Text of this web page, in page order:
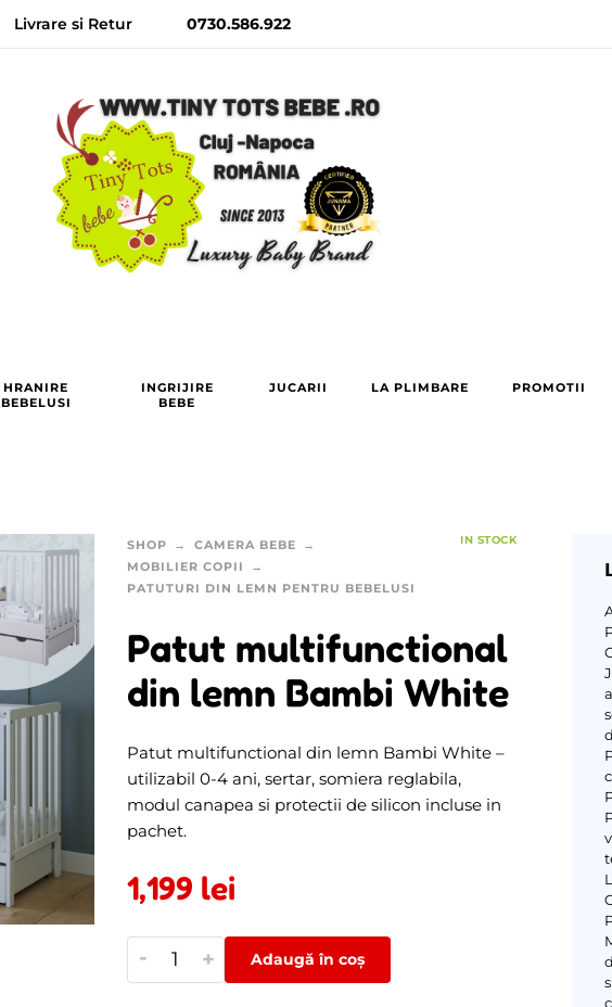
Livrare si Retur 0730.586.922
HRANIRE
BEBELUSI
INGRIJIRE
BEBE
JUCARII LA PLIMBARE PROMOTII
SHOP
CAMERA BEBE
MOBILIER COPII
PATUTURI DIN LEMN PENTRU BEBELUSI
IN STOCK
Patut multifunctional
din lemn Bambi White
Patut multifunctional din lemn Bambi White –
utilizabil 0-4 ani, sertar, somiera reglabila,
modul canapea si protectii de silicon incluse in
pachet.
1,199 lei
- + Adaugă în coș